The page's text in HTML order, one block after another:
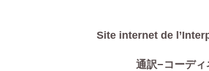
Site internet de
通訳−コーデ